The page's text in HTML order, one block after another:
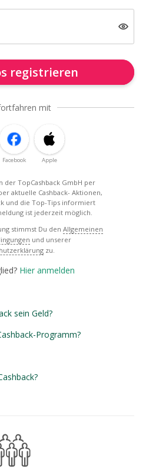
registrieren
mit
Facebook Apple
der TopCashback GmbH per
aktuelle Cashback- Aktionen,
und die Top-Tips informiert
ist jederzeit möglich.
stimmst Du den Allgemeinen
und unserer
zu.
Hier anmelden
sein Geld?
Programm?